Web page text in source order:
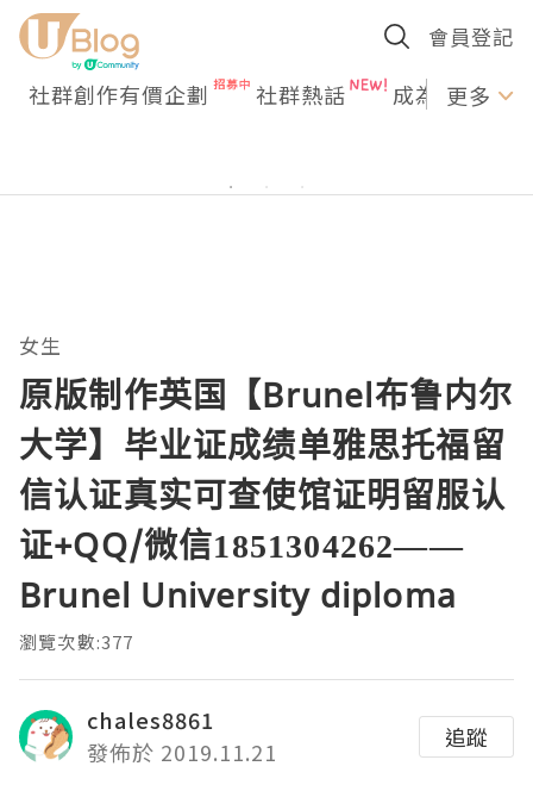
會員登記
社群創作有價企劃 社群熱話 成為U更多
女生
原版制作英国【Brunel布鲁内尔
大学】毕业证成绩单雅思托福留
信认证真实可查使馆证明留服认
证+QQ/微信1851304262——
Brunel University diploma
瀏覽次數:377
chales8861
發佈於 2019.11.21
追蹤